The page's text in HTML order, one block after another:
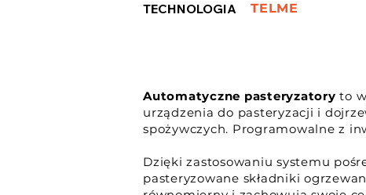
TECHNOLOGIA TELME
Automatyczne pasteryzatory to
urządzenia do pasteryzacji i
spożywczych. Programowalne z
Dzięki zastosowaniu systemu
pasteryzowane składniki